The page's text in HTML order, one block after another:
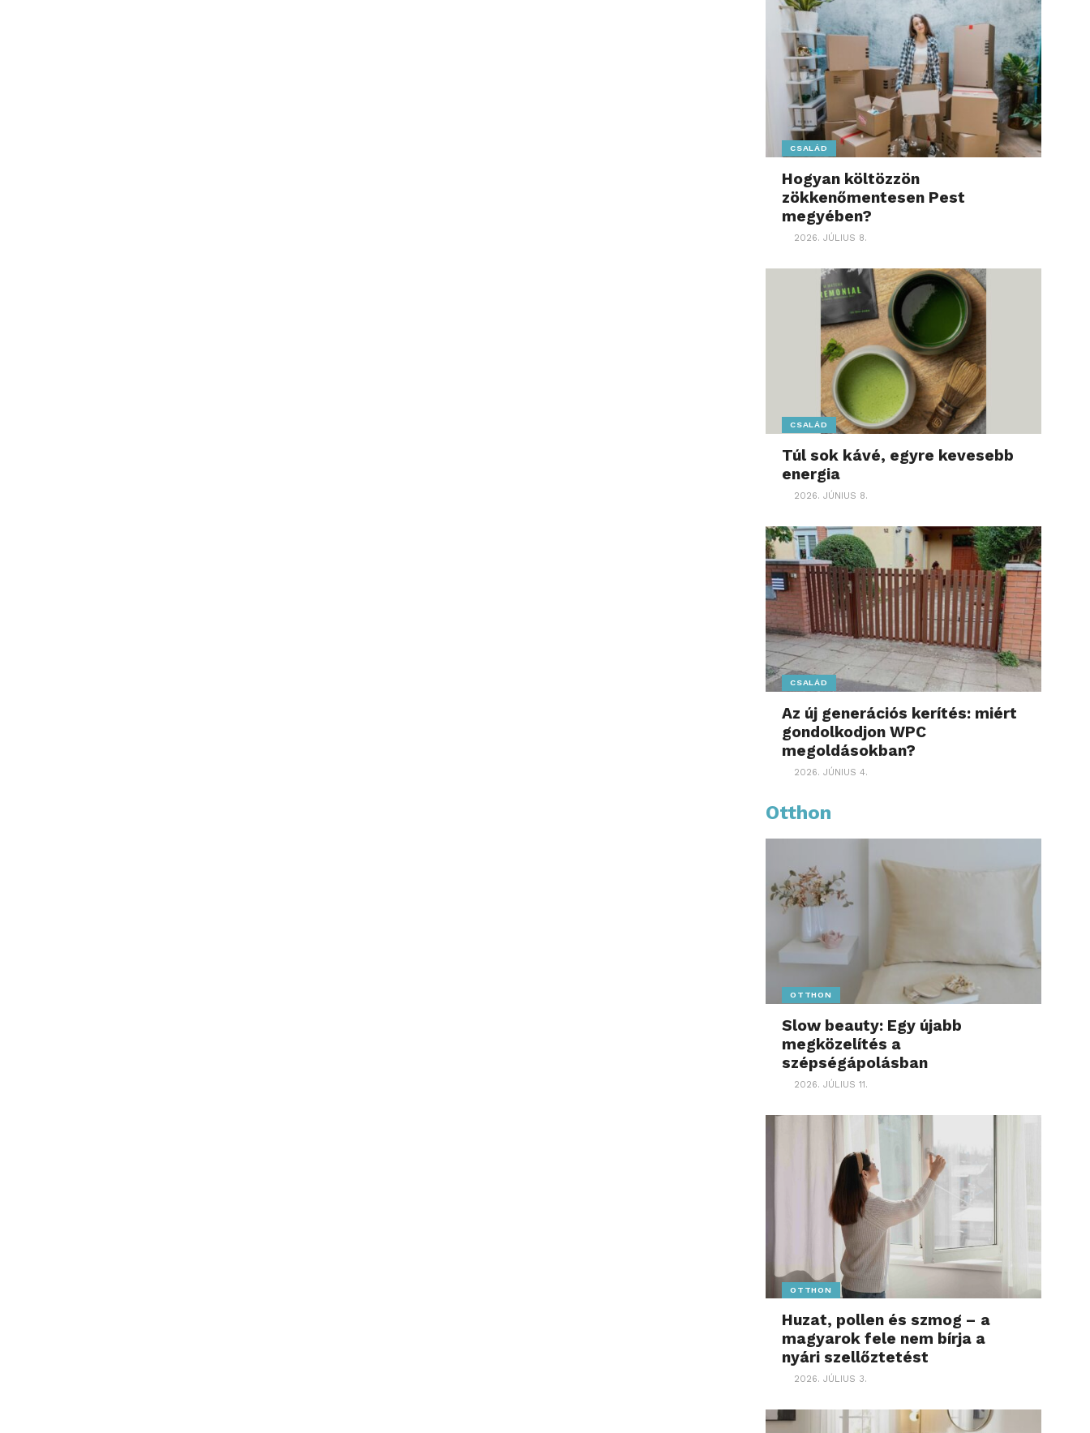
CSALÁD
Hogyan költözzön
zökkenőmentesen Pest
megyében?
2026. JÚLIUS 8.
CSALÁD
Túl sok kávé, egyre kevesebb
energia
2026. JÚNIUS 8.
CSALÁD
Az új generációs kerítés: miért
gondolkodjon WPC
megoldásokban?
2026. JÚNIUS 4.
Otthon
OTTHON
Slow beauty: Egy újabb
megközelítés a
szépségápolásban
2026. JÚLIUS 11.
OTTHON
Huzat, pollen és szmog – a
magyarok fele nem bírja a
nyári szellőztetést
2026. JÚLIUS 3.